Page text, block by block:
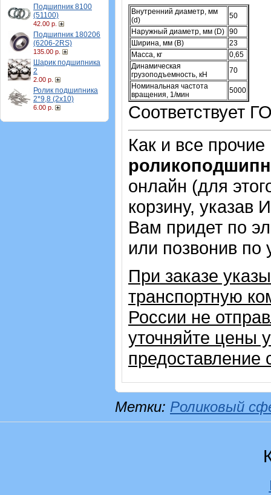
Подшипник 8100
(51100)
42.00 р.
Подшипник 180206
(6206-2RS)
135.00 р.
Шарик подшипника
2
2.00 р.
Ролик подшипника
2*9,8 (2х10)
6.00 р.
Внутренний диаметр, мм
(d)
50
Наружный диаметр, мм (D) 90
Ширина, мм (B)
23
Масса, кг
0,65
Динамическая
грузоподъемность, кН
70
Номинальная частота
вращения, 1/мин
5000
Соответствует
Как и все
онлайн (для
корзину, указав
Вам придет по
или позвонив
При заказе
транспортную
России не
уточняйте цены
предоставление
Метки: Роликовый